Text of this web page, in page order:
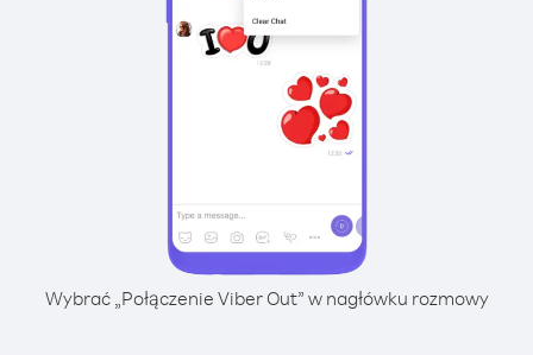
Wybrać „Połączenie Viber Out” w nagłówku rozmowy